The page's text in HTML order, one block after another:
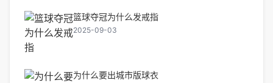
篮球夺冠为什么发戒指
2025-09-03
为什么要出城市版球衣